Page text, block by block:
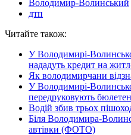
Володимир-Волинський
дтп
Читайте також:
У Володимирі-
нададуть кредит на
Як володимирчани
У Володимирі-
передруковують
Водій збив трьох
Біля Володимира-
автівки (ФОТО)